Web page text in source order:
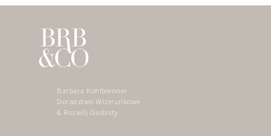
Barbara Kohlbrenner
Doradztwo Wizerunkowe
& Rozwój Osobisty